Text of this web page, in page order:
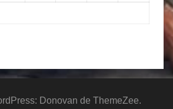
Donovan de ThemeZee.